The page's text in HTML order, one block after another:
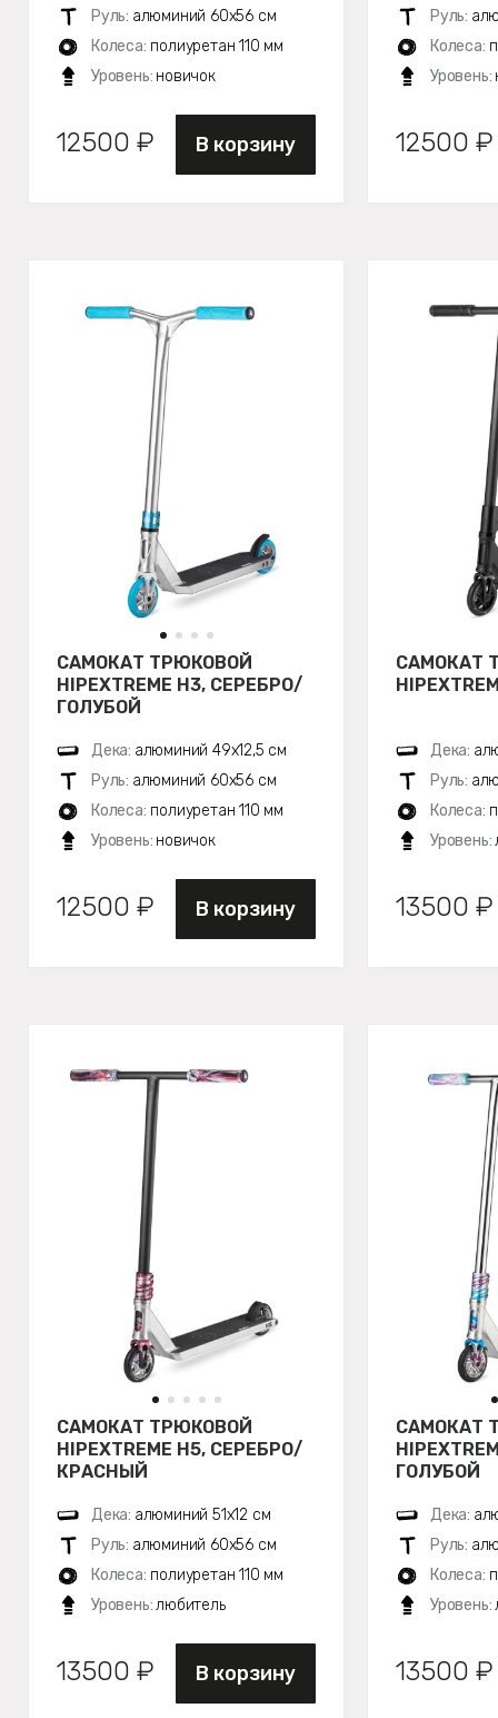
Руль: алюминий 60х56 см
Колеса: полиуретан 110 мм
Уровень: новичок
12500 ₽ В корзину
Руль:
Колеса:
Уровень:
12500 ₽
САМОКАТ ТРЮКОВОЙ
HIPEXTREME H3, СЕРЕБРО/
ГОЛУБОЙ
Дека: алюминий 49х12,5 см
Руль: алюминий 60х56 см
Колеса: полиуретан 110 мм
Уровень: новичок
12500 ₽ В корзину
САМОКАТ
Дека:
Руль:
Колеса:
Уровень:
13500 ₽
САМОКАТ ТРЮКОВОЙ
HIPEXTREME H5, СЕРЕБРО/
КРАСНЫЙ
Дека: алюминий 51х12 см
Руль: алюминий 60x56 см
Колеса: полиуретан 110 мм
Уровень:любитель
13500 ₽ В корзину
САМОКАТ
ГОЛУБОЙ
Дека:
Руль:
Колеса:
Уровень:
13500 ₽